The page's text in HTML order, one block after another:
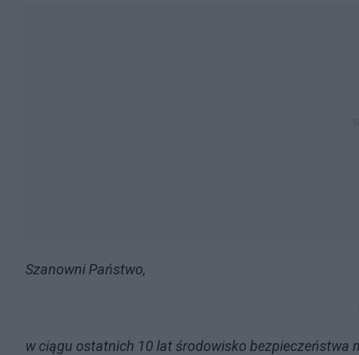
Szanowni Państwo,
w ciągu ostatnich 10 lat środowisko bezpieczeństwa